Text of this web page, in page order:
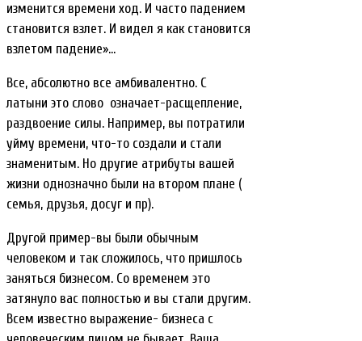
изменится времени ход. И часто падением
становится взлет. И видел я как становится
взлетом падение»…
Все, абсолютно все амбивалентно. С
латыни это слово означает-расщепление,
раздвоение силы. Например, вы потратили
уйму времени, что-то создали и стали
знаменитым. Но другие атрибуты вашей
жизни однозначно были на втором плане (
семья, друзья, досуг и пр).
Другой пример-вы были обычным
человеком и так сложилось, что пришлось
заняться бизнесом. Со временем это
затянуло вас полностью и вы стали другим.
Всем известно выражение- бизнеса с